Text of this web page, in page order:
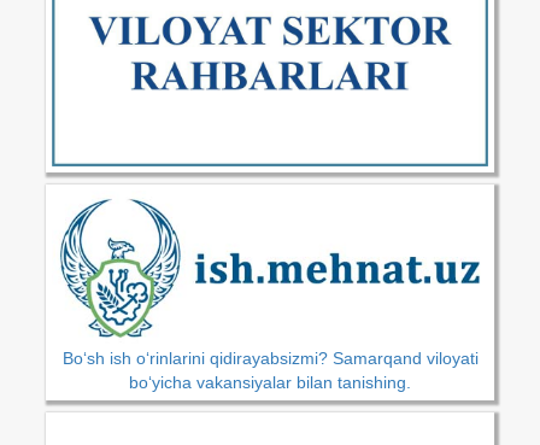
Bo‘sh ish o‘rinlarini qidirayabsizmi? Samarqand viloyati
bo‘yicha vakansiyalar bilan tanishing.